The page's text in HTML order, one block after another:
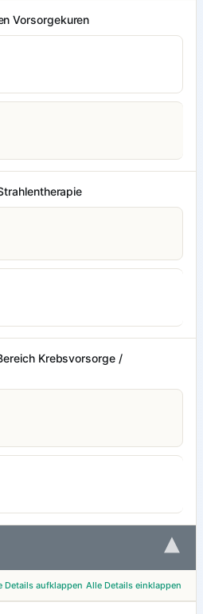
Vorsorgekuren
Krebsvorsorge /
▾
Details aufklappen Alle Details einklappen